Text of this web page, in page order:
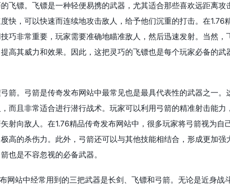
飞镖。飞镖是一种轻便易携的武器，尤其适合那些喜欢远距离攻
快，可以快速而连续地攻击敌人，给予他们沉重的打击。在1.76
巧非常重要，玩家需要准确地瞄准敌人，然后迅速发射。当然，
高其威力和效果。因此，这把灵巧的飞镖也是每个玩家必备的武
箭。弓箭是传奇发布网站中最常见也是最具代表性的武器之一。
而且非常适合进行潜行战术。玩家可以利用弓箭的精准射击能力
射向敌人。在1.76精品传奇发布网站中，很多玩家将弓箭视为自
高的杀伤力。此外，弓箭还可以与其他技能相结合，形成更加强
也是不容忽视的必备武器。
网站中经常用到的三把武器是长剑、飞镖和弓箭。无论是近身战